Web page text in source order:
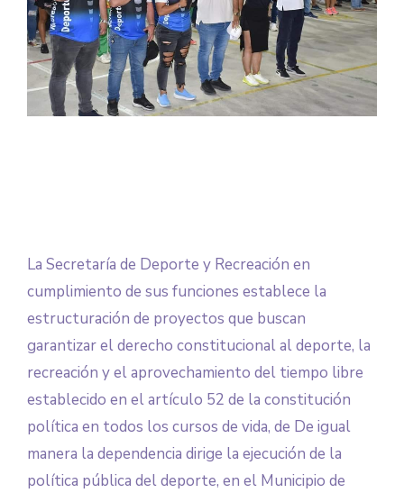
La Secretaría de Deporte y Recreación en
cumplimiento de sus funciones establece la
estructuración de proyectos que buscan
garantizar el derecho constitucional al deporte, la
recreación y el aprovechamiento del tiempo libre
establecido en el artículo 52 de la constitución
política en todos los cursos de vida, de De igual
manera la dependencia dirige la ejecución de la
política pública del deporte, en el Municipio de